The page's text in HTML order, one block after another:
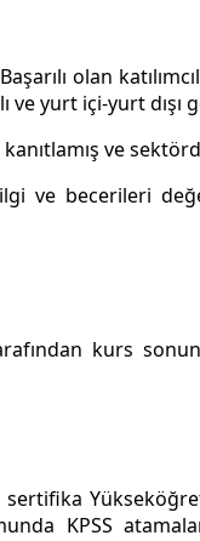
olan
yurt içi-yurt dışı
ve
ve becerileri
kurs
sertifika
KPSS